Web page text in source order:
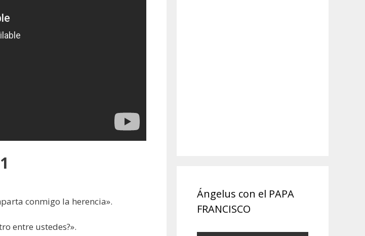
conmigo la herencia».
entre ustedes?».
Ángelus con el PAPA
FRANCISCO